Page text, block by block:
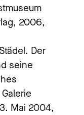
2006,
Der
seine
Mai 2004,